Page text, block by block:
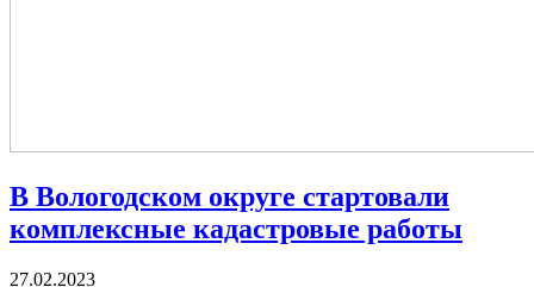
В Вологодском округе стартовали
комплексные кадастровые работы
27.02.2023